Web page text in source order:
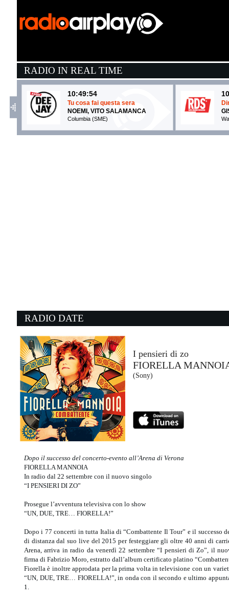
RADIO IN REAL TIME
10:49:54
Tu cosa fai questa sera
NOEMI, VITO SALAMANCA
Columbia (SME)
10:36:44
U2
Universal Music (UMG)
10:53:29
Don't Leave Me Now
LOST FREQUENCIES FEAT....
Time (TIM)
RADIO DATE
I pensieri di zo
FIORELLA
(Sony)
Dopo il successo del concerto-evento all’Arena di Verona
FIORELLA MANNOIA
In radio dal 22 settembre con il nuovo singolo
“I PENSIERI DI ZO”
Prosegue l’avventura televisiva con lo show
“UN, DUE, TRE… FIORELLA!”
Dopo i 77 concerti in tutta Italia di “Combattente Il Tour” e il successo
di distanza dal suo live del 2015 per festeggiare gli oltre 40 anni di
Arena, arriva in radio da venerdì 22 settembre “I pensieri di Zo”, il
firma di Fabrizio Moro, estratto dall’album certificato platino
Fiorella è inoltre approdata per la prima volta in televisione con un
“UN, DUE, TRE… FIORELLA!”, in onda con il secondo e ultimo
1.